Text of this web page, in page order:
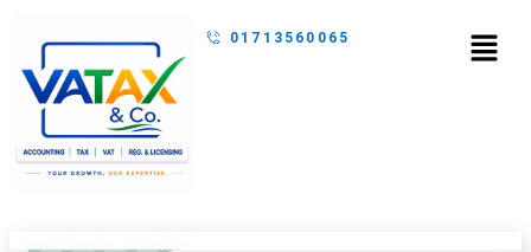
content
01713560065 Menu